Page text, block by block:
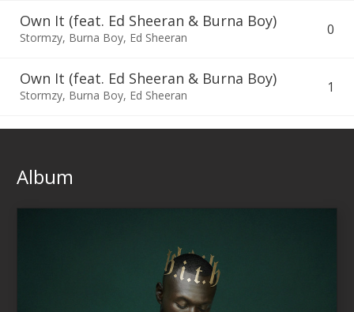
Own It (feat. Ed Sheeran & Burna Boy)
Stormzy, Burna Boy, Ed Sheeran 0
Own It (feat. Ed Sheeran & Burna Boy)
Stormzy, Burna Boy, Ed Sheeran 1
Album